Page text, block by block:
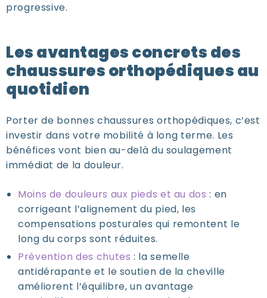
progressive.
Les avantages concrets des
chaussures orthopédiques au
quotidien
Porter de bonnes chaussures orthopédiques, c’est
investir dans votre mobilité à long terme. Les
bénéfices vont bien au-delà du soulagement
immédiat de la douleur.
Moins de douleurs aux pieds et au dos : en
corrigeant l’alignement du pied, les
compensations posturales qui remontent le
long du corps sont réduites.
Prévention des chutes : la semelle
antidérapante et le soutien de la cheville
améliorent l’équilibre, un avantage